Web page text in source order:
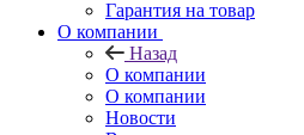
Гарантия на товар
О компании
Назад
О компании
О компании
Новости